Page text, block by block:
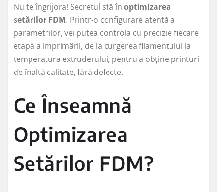
Nu te îngrijora! Secretul stă în optimizarea
setărilor FDM. Printr-o configurare atentă a
parametrilor, vei putea controla cu precizie fiecare
etapă a imprimării, de la curgerea filamentului la
temperatura extruderului, pentru a obține printuri
de înaltă calitate, fără defecte.
Ce Înseamnă
Optimizarea
Setărilor FDM?